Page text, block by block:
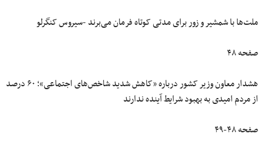
ملت‌ها با شمشیر و زور برای مدتی کوتاه فرمان می‌برند -سیروس کنگرلو
صفحه ۴۸
هشدار معاون وزیر کشور درباره «کاهش شدید شاخص‌های اجتماعی»؛ ۶۰ درصد
از مردم امیدی به بهبود شرایط آینده ندارند
صفحه ۴۸-۴۹